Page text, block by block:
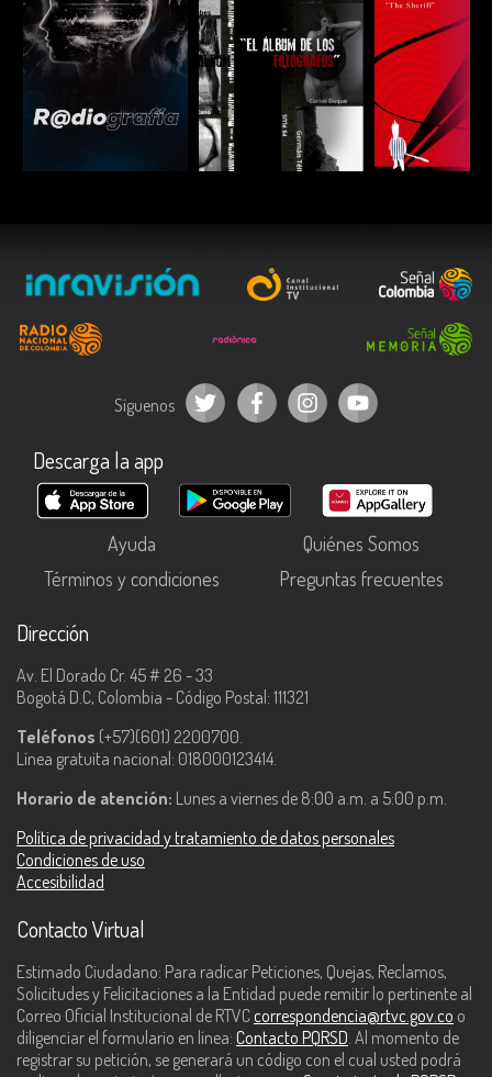
ESCUCHAR
Síguenos
Descarga la app
Ayuda
Quiénes Somos
Términos y condiciones
Preguntas frecuentes
Dirección
Av. El Dorado Cr. 45 # 26 - 33
Bogotá D.C, Colombia - Código Postal: 111321
Teléfonos (+57)(601) 2200700.
Línea gratuita nacional: 018000123414.
Horario de atención: Lunes a viernes de 8:00 a.m. a 5:00 p.m.
Política de privacidad y tratamiento de datos personales
Condiciones de uso
Accesibilidad
Contacto Virtual
Estimado Ciudadano: Para radicar Peticiones, Quejas, Reclamos,
Solicitudes y Felicitaciones a la Entidad puede remitir lo pertinente al
Correo Oficial Institucional de RTVC correspondencia@rtvc.gov.co o
diligenciar el formulario en línea: Contacto PQRSD. Al momento de
registrar su petición, se generará un código con el cual usted podrá